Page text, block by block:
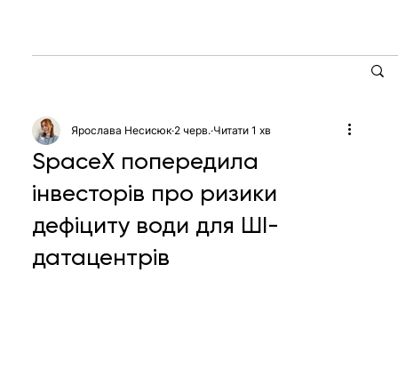
SpaceX попередила
інвесторів про ризики
дефіциту води для ШІ-
датацентрів
Ярослава Несисюк 2 черв. Читати 1 хв